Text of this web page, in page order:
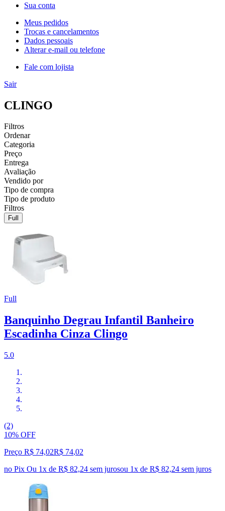
Sua conta
Meus pedidos
Trocas e cancelamentos
Dados pessoais
Alterar e-mail ou telefone
Fale com lojista
Sair
CLINGO
Filtros
Ordenar
Categoria
Preço
Entrega
Avaliação
Vendido por
Tipo de compra
Tipo de produto
Filtros
Full
Full
Banquinho Degrau Infantil Banheiro
Escadinha Cinza Clingo
5.0
(2)
10% OFF
Preço R$ 74,02R$ 74,02
no Pix Ou 1x de R$ 82,24 sem jurosou 1x de R$ 82,24 sem juros